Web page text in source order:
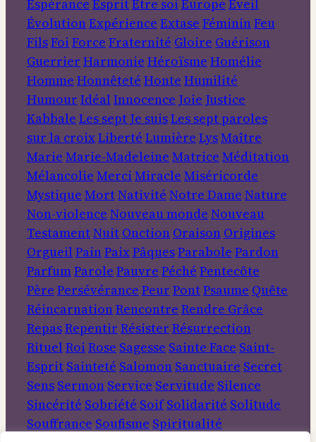
Espérance EspritÊtre soi Europe Éveil
ÉvolutionExpérience Extase FémininFeu
FilsFoi Force Fraternité Gloire Guérison
Guerrier Harmonie Héroïsme Homélie
Homme Honnêteté Honte Humilité
Humour Idéal Innocence Joie Justice
Kabbale Les sept Je suisLes sept paroles
sur la croixLiberté Lumière LysMaître
Marie Marie-Madeleine Matrice Méditation
Mélancolie Merci Miracle Miséricorde
Mystique MortNativité Notre Dame Nature
Non-violence Nouveau monde Nouveau
TestamentNuit Onction Oraison Origines
Orgueil PainPaixPâquesParabole Pardon
ParfumParole Pauvre Péché Pentecôte
Père Persévérance Peur PontPsaume Quête
RéincarnationRencontre Rendre Grâce
RepasRepentir Résister Résurrection
Rituel Roi Rose Sagesse Sainte Face Saint-
Esprit Sainteté Salomon Sanctuaire Secret
Sens Sermon Service Servitude Silence
Sincérité Sobriété Soif Solidarité Solitude
Souffrance Soufisme Spiritualité